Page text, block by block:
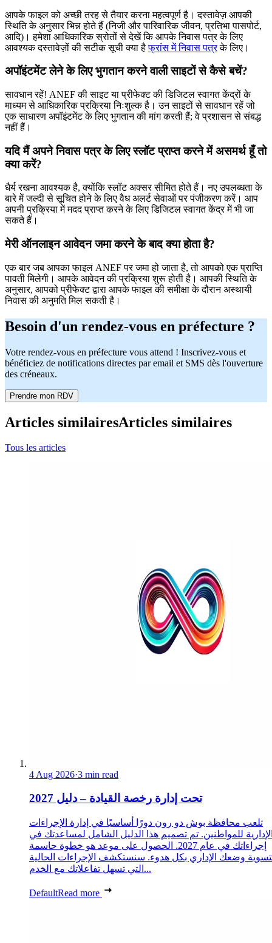
आपके फाइल को अच्छी तरह से तैयार करना महत्वपूर्ण है। दस्तावेज़ आपकी
स्थिति के अनुसार भिन्न होते हैं (निजी और पारिवारिक जीवन, प्रतिभा पासपोर्ट,
आदि)। हमेशा आधिकारिक स्रोतों से देखें कि आपके निवास पत्र के लिए
आवश्यक दस्तावेज़ों की सटीक सूची क्या हैफ्रांस में निवास पत्रके लिए।
अपॉइंटमेंट लेने के लिए भुगतान करने वाली साइटों से कैसे बचें?
सावधान रहें! ANEF की साइट या प्रीफेक्ट की डिजिटल स्वागत केंद्रों के
माध्यम से आधिकारिक प्रक्रिया निःशुल्क है। उन साइटों से सावधान रहें जो
एक साधारण अपॉइंटमेंट के लिए भुगतान की मांग करती हैं; वे प्रशासन से संबद्ध
नहीं हैं।
यदि मैं अपने निवास पत्र के लिए स्लॉट प्राप्त करने में असमर्थ हूँ तो
क्या करें?
धैर्य रखना आवश्यक है, क्योंकि स्लॉट अक्सर सीमित होते हैं। नए उपलब्धता के
बारे में जल्दी से सूचित होने के लिए वैध अलर्ट सेवाओं पर पंजीकरण करें। आप
अपनी प्रक्रिया में मदद प्राप्त करने के लिए डिजिटल स्वागत केंद्र में भी जा
सकते हैं।
मेरी ऑनलाइन आवेदन जमा करने के बाद क्या होता है?
एक बार जब आपका फाइल ANEF पर जमा हो जाता है, तो आपको एक प्राप्ति
पावती मिलेगी। आपके आवेदन की प्रक्रिया शुरू होती है। आपकी स्थिति के
अनुसार, आपको प्रीफेक्ट द्वारा आपके फाइल की समीक्षा के दौरान अस्थायी
निवास की अनुमति मिल सकती है।
Besoin d'un rendez-vous en préfecture ?
Votre rendez-vous en préfecture vous attend ! Inscrivez-vous et
bénéficiez de notifications directes par email et SMS dès l'ouverture
des créneaux.
Prendre mon RDV
Articles similairesArticles similaires
Tous les articles
4 Aug 2026·3 min read
تحت إدارة رخصة القيادة – دليل 2027
تلعب محافظة بوش دو رون دورًا أساسيًا في إدارة الإجراءات
للمواطنين. تم تصميم هذا الدليل الشامل لمساعدتك في
إجراءاتك في عام 2027. الحصول على موعد هو خطوة حاسمة
وضعك الإداري بكل هدوء. سنستكشف الإجراءات الحالية
التي تسهل تفاعلاتك مع الخدم...
DefaultRead more